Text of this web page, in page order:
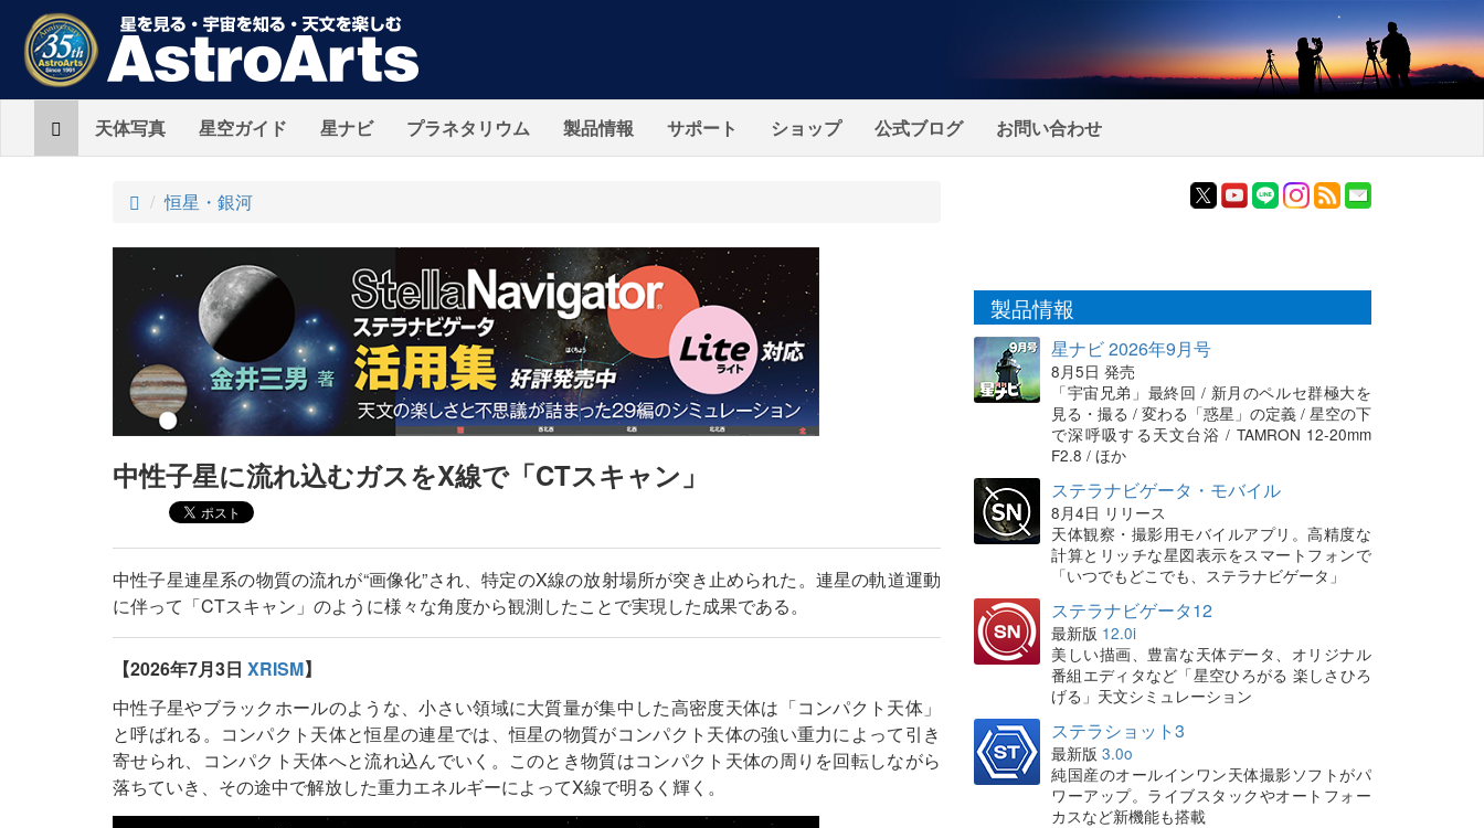
Home天体写真 星空ガイド 星ナビ プラネタリウム 製品情報 サポート ショップ 公式ブログ お問い合わせ
ト
プ
恒星・銀河
中性子星に流れ込むガスをX線で「CTスキャン」
中性子星連星系の物質の流れが“画像化”され、特定のX線の放射場所が突き止められた。連星の軌道運動
に伴って「CTスキャン」のように様々な角度から観測したことで実現した成果である。
【2026年7月3日 XRISM】
中性子星やブラックホールのような、小さい領域に大質量が集中した高密度天体は「コンパクト天体」
と呼ばれる。コンパクト天体と恒星の連星では、恒星の物質がコンパクト天体の強い重力によって引き
寄せられ、コンパクト天体へと流れ込んでいく。このとき物質はコンパクト天体の周りを回転しながら
落ちていき、その途中で解放した重力エネルギーによってX線で明るく輝く。
製品情報
星ナビ 2026年9月号
8月5日 発売
「宇宙兄弟」最終回 / 新月のペルセ群極大を
見る・撮る / 変わる「惑星」の定義 / 星空の下
で深呼吸する天文台浴 / TAMRON 12-20mm
F2.8 / ほか
ステラナビゲータ・モバイル
8月4日 リリース
天体観察・撮影用モバイルアプリ。高精度な
計算とリッチな星図表示をスマートフォンで
「いつでもどこでも、ステラナビゲータ」
ステラナビゲータ12
最新版 12.0i
美しい描画、豊富な天体データ、オリジナル
番組エディタなど「星空ひろがる 楽しさひろ
げる」天文シミュレーション
ステラショット3
最新版 3.0o
純国産のオールインワン天体撮影ソフトがパ
ワーアップ。ライブスタックやオートフォー
カスなど新機能も搭載